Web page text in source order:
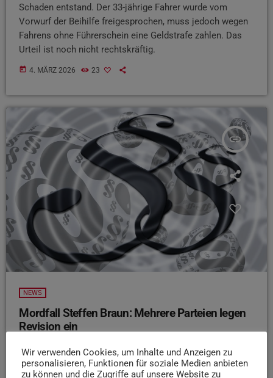
Schaden entstand. Der 33-jährige Fahrer wurde vom
Vorwurf der Beihilfe freigesprochen, muss jedoch wegen
Fahrens ohne Führerschein eine Geldstrafe zahlen. Das
Urteil ist noch nicht rechtskräftig.
today 4. MÄRZ 2026 23
insert_link
NEWS
Mordfall Steffen Braun: Mehrere Parteien legen
Revision ein
Nach dem Urteil im Prozess um den ermordeten Arzt in
der Eifel haben drei Parteien Revision eingelegt. Das teilte
die Sprecherin des Landgerichts Trier auf dpa-Anfrage
Wir verwenden Cookies, um Inhalte und Anzeigen zu
personalisieren, Funktionen für soziale Medien anbieten
zu können und die Zugriffe auf unsere Website zu